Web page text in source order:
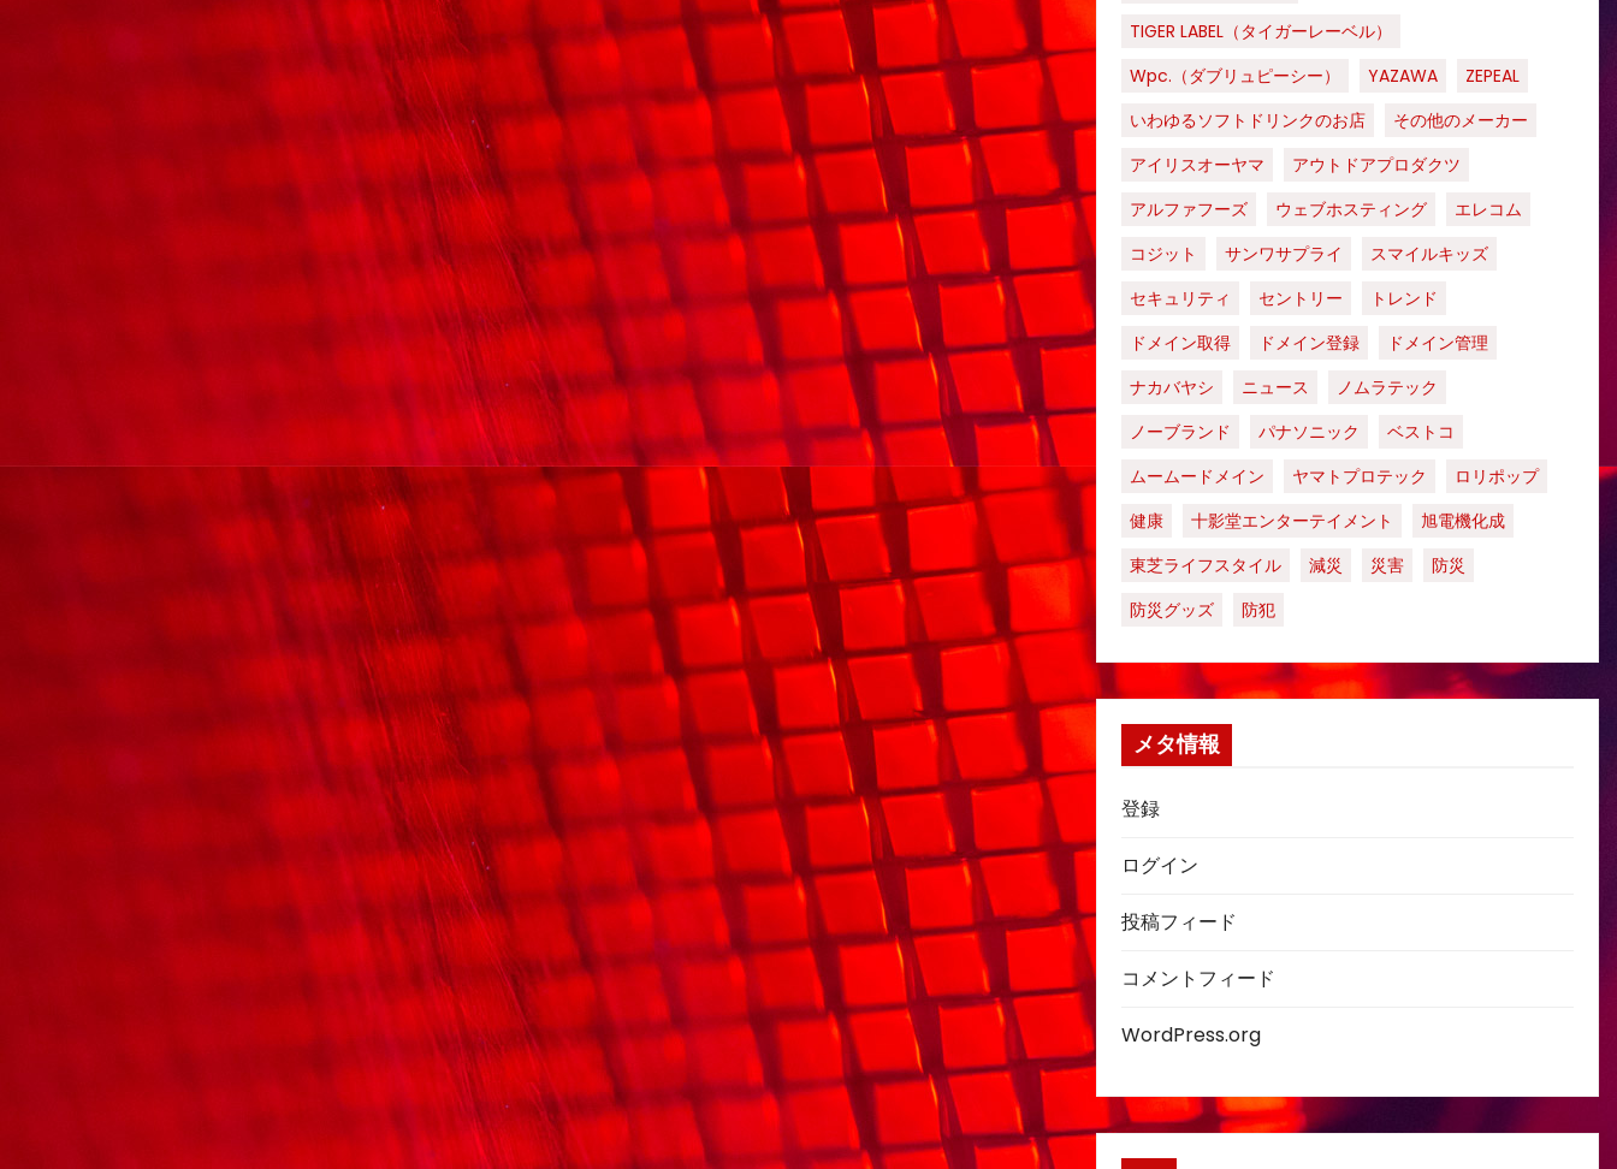
TIGER LABEL（タイガーレーベル）
Wpc.（ダブリュピーシー）
YAZAWA
ZEPEAL
いわゆるソフトドリンクのお店
その他のメーカー
アイリスオーヤマ
アウトドアプロダクツ
アルファフーズ
ウェブホスティング
エレコム
コジット
サンワサプライ
スマイルキッズ
セキュリティ
セントリー
トレンド
ドメイン取得
ドメイン登録
ドメイン管理
ナカバヤシ
ニュース
ノムラテック
ノーブランド
パナソニック
ベストコ
ムームードメイン
ヤマトプロテック
ロリポップ
健康
十影堂エンターテイメント
旭電機化成
東芝ライフスタイル
減災 災害
防災
防災グッズ
防犯
メタ情報
登録
ログイン
投稿フィード
コメントフィード
WordPress.org